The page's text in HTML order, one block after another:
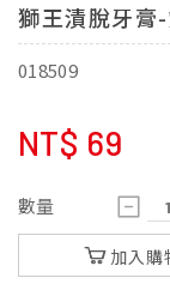
獅王漬脫牙膏
018509
NT$ 69
數量
加入購